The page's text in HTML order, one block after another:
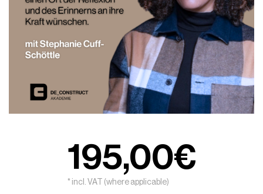
195,00€
* incl. VAT (where applicable)